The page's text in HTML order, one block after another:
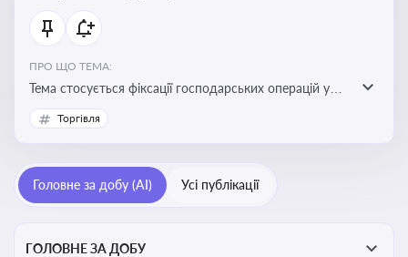
ПРО ЩО ТЕМА:
Тема стосується фіксації господарських операцій у
бухгалтерському обліку та є основою для
податкового обліку
Торгівля
Головне за добу (AI) Усі публікації
ГОЛОВНЕ ЗА ДОБУ